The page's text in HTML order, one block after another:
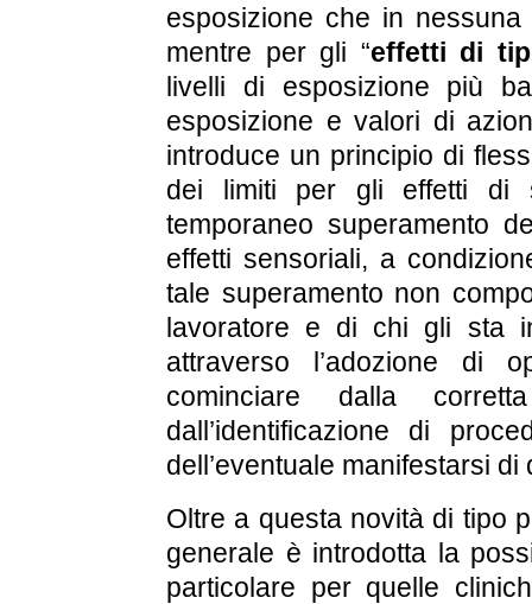
esposizione che in
mentre per gli “effetti di
livelli di esposizione più
esposizione e valori di
introduce un principio di
dei limiti per gli effetti di
temporaneo superamento
effetti sensoriali, a
tale superamento non
lavoratore e di chi gli sta
attraverso l’adozione di
cominciare dalla
dall’identificazione di
dell’eventuale manifestarsi di
Oltre a questa novità di tipo
generale è introdotta la
particolare per quelle